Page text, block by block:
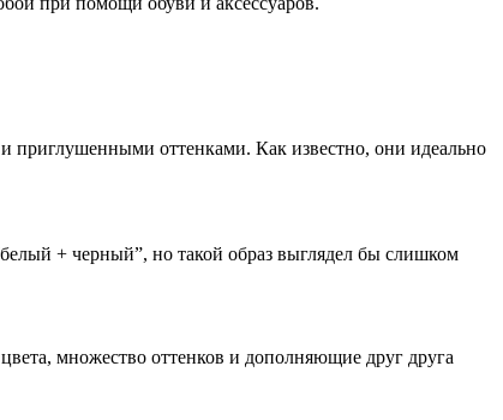
и приглушенными оттенками. Как известно, они идеально
+ черный”, но такой образ выглядел бы слишком
множество оттенков и дополняющие друг друга